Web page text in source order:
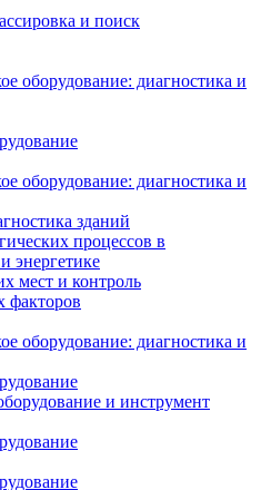
и поиск
оборудование: диагностика и
оборудование: диагностика и
зданий
процессов в
энергетике
мест и контроль
факторов
оборудование: диагностика и
и инструмент